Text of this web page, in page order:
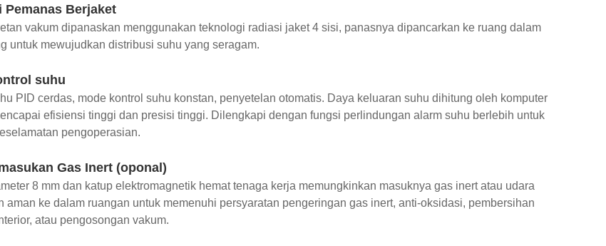
Berjaket
vakum dipanaskan menggunakan teknologi radiasi jaket 4 sisi, panasnya dipancarkan ke ruang dalam
untuk mewujudkan distribusi suhu yang seragam.
suhu
PID cerdas, mode kontrol suhu konstan, penyetelan otomatis. Daya keluaran suhu dihitung oleh komputer
efisiensi tinggi dan presisi tinggi. Dilengkapi dengan fungsi perlindungan alarm suhu berlebih untuk
pengoperasian.
Gas Inert (oponal)
8 mm dan katup elektromagnetik hemat tenaga kerja memungkinkan masuknya gas inert atau udara
aman ke dalam ruangan untuk memenuhi persyaratan pengeringan gas inert, anti-oksidasi, pembersihan
atau pengosongan vakum.